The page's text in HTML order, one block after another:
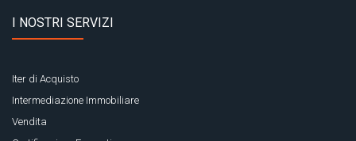
I NOSTRI SERVIZI
Iter di Acquisto
Intermediazione Immobiliare
Vendita